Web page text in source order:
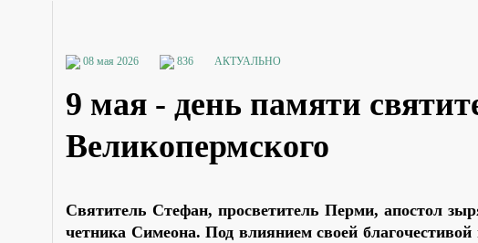
08 мая 2026 836 АКТУАЛЬНО
9 мая - день памяти
Великопермского
Свя­ти­тель Сте­фан, про­све­ти­тель Пер­ми, апо­стол
чет­ни­ка Си­мео­на. Под вли­я­ни­ем сво­ей